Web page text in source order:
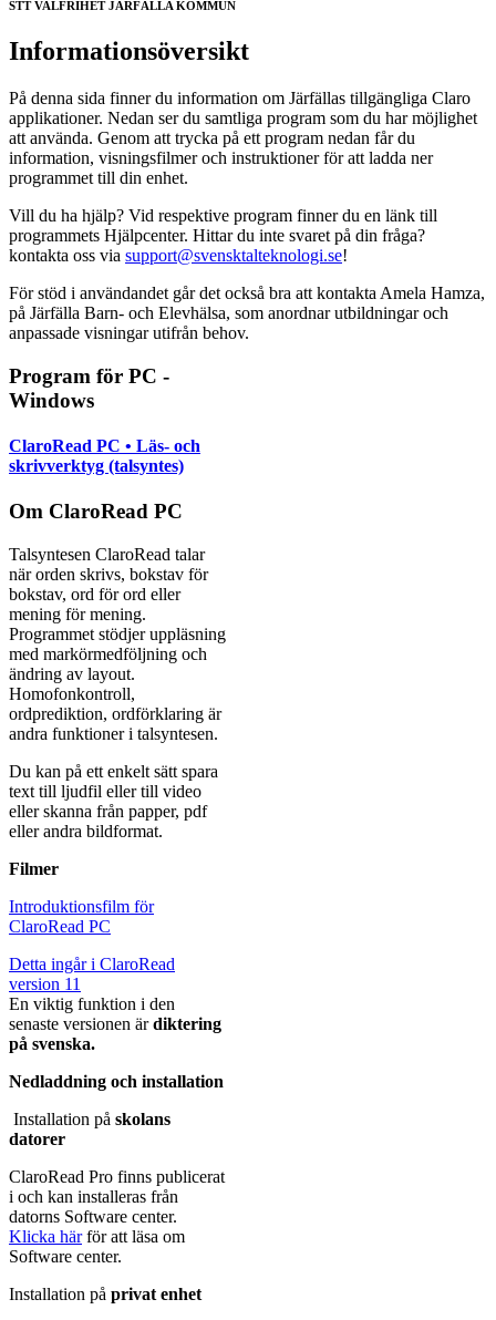
STT VALFRIHET JÄRFÄLLA KOMMUN
Informationsöversikt
På denna sida finner du information om Järfällas tillgängliga Claro
applikationer. Nedan ser du samtliga program som du har möjlighet
att använda. Genom att trycka på ett program nedan får du
information, visningsfilmer och instruktioner för att ladda ner
programmet till din enhet.
Vill du ha hjälp? Vid respektive program finner du en länk till
programmets Hjälpcenter. Hittar du inte svaret på din fråga?
kontakta oss via support@svensktalteknologi.se!
För stöd i användandet går det också bra att kontakta Amela Hamza,
på Järfälla Barn- och Elevhälsa, som anordnar utbildningar och
anpassade visningar utifrån behov.
Program för PC -
Windows
ClaroRead PC • Läs- och
skrivverktyg (talsyntes)
Om ClaroRead PC
Talsyntesen ClaroRead talar
när orden skrivs, bokstav för
bokstav, ord för ord eller
mening för mening.
Programmet stödjer uppläsning
med markörmedföljning och
ändring av layout.
Homofonkontroll,
ordprediktion, ordförklaring är
andra funktioner i talsyntesen.
Du kan på ett enkelt sätt spara
text till ljudfil eller till video
eller skanna från papper, pdf
eller andra bildformat.
Filmer
Introduktionsfilm för
ClaroRead PC
Detta ingår i ClaroRead
version 11
En viktig funktion i den
senaste versionen ärdiktering
på svenska.
Nedladdning och installation
Installation på skolans
datorer
ClaroRead Pro finns publicerat
i och kan installeras från
datorns Software center.
Klicka härför att läsa om
Software center.
Installation på privat enhet